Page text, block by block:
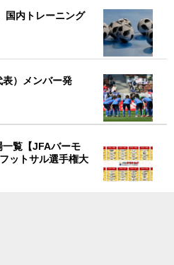
国内トレーニング
）メンバー発
覧【JFAバーモ
ットサル選手権大